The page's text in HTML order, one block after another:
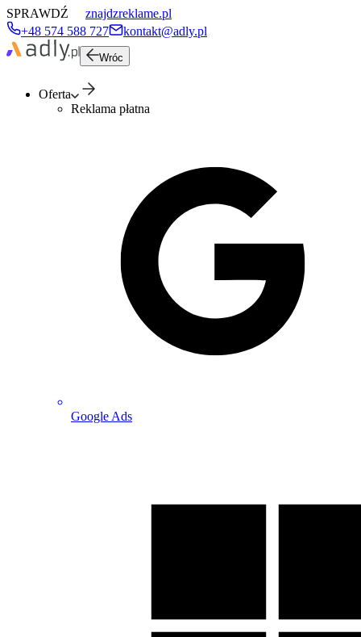
SPRAWDŹ
znajdzreklame.pl
+48 574 588 727
kontakt@adly.pl
Wróc
Oferta
Reklama płatna
Google Ads